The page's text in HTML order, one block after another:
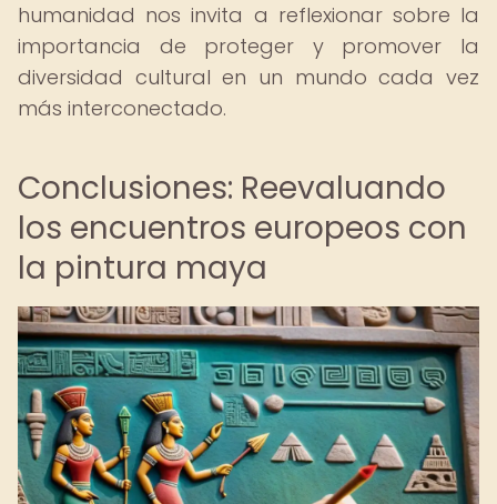
humanidad nos invita a reflexionar sobre la
importancia de proteger y promover la
diversidad cultural en un mundo cada vez
más interconectado.
Conclusiones: Reevaluando
los encuentros europeos con
la pintura maya